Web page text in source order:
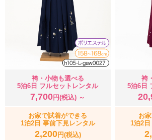
袴・小物も選べる
5泊6日 フルセットレンタル
7,700 円(税込) ～
お家で試着ができる
1泊2日 事前下見レンタル
2,200円(税込)
袴
5泊6日
お
1泊2